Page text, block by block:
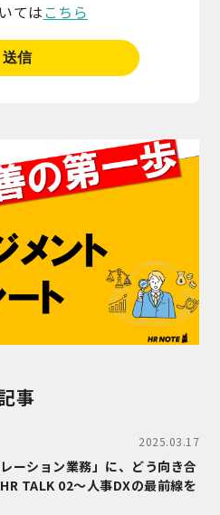
ては こちら
事
2025.03.17
ーション業務」に、どう向き合
TALK 02～人事DXの最前線を